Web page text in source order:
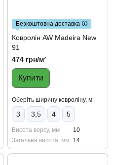
Безкоштовна доставка 🛈
Ковролін AW Madeira New
91
474 грн/м²
Купити
Оберіть ширину ковроліну, м
3 3,5 4 5
Висота ворсу, мм
10
Загальна висота, мм
14